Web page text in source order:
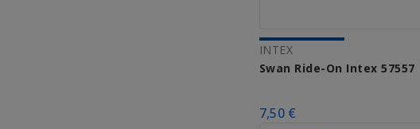
INTEX
Swan Ride-On Intex 57557
7,50 €